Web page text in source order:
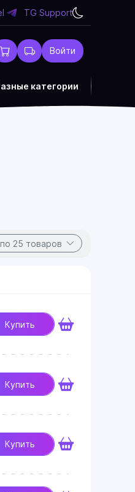
TG Support
Войти
категории
по 25 товаров
Купить
Купить
Купить